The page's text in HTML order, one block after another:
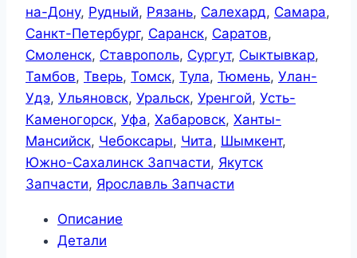
на-Дону, Рудный, Рязань, Салехард, Самара,
Санкт-Петербург, Саранск, Саратов,
Смоленск, Ставрополь, Сургут, Сыктывкар,
Тамбов, Тверь, Томск, Тула, Тюмень, Улан-
Удэ, Ульяновск, Уральск, Уренгой, Усть-
Каменогорск, Уфа, Хабаровск, Ханты-
Мансийск, Чебоксары, Чита, Шымкент,
Южно-Сахалинск Запчасти, Якутск
Запчасти, Ярославль Запчасти
Описание
Детали